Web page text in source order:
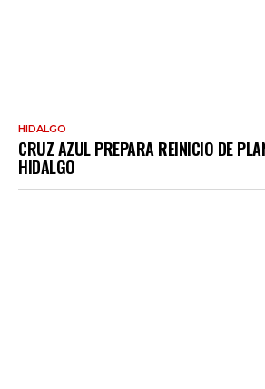
HIDALGO
CRUZ AZUL PREPARA REINICIO DE
HIDALGO